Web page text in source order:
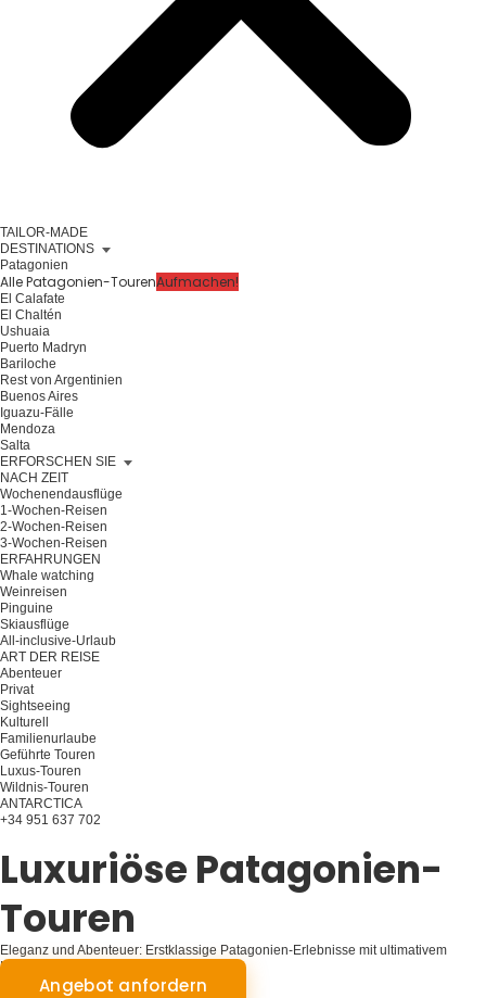
TAILOR-MADE
DESTINATIONS
Patagonien
Alle Patagonien-TourenAufmachen!
El Calafate
El Chaltén
Ushuaia
Puerto Madryn
Bariloche
Rest von Argentinien
Buenos Aires
Iguazu-Fälle
Mendoza
Salta
ERFORSCHEN SIE
NACH ZEIT
Wochenendausflüge
1-Wochen-Reisen
2-Wochen-Reisen
3-Wochen-Reisen
ERFAHRUNGEN
Whale watching
Weinreisen
Pinguine
Skiausflüge
All-inclusive-Urlaub
ART DER REISE
Abenteuer
Privat
Sightseeing
Kulturell
Familienurlaube
Geführte Touren
Luxus-Touren
Wildnis-Touren
ANTARCTICA
+34 951 637 702
Luxuriöse Patagonien-
Touren
Eleganz und Abenteuer: Erstklassige Patagonien-Erlebnisse mit ultimativem
Komfort
Angebot anfordern